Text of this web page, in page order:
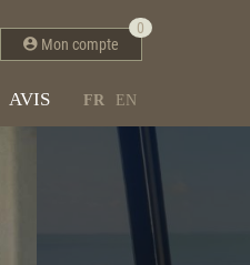
Mon compte
0
AVIS FR EN